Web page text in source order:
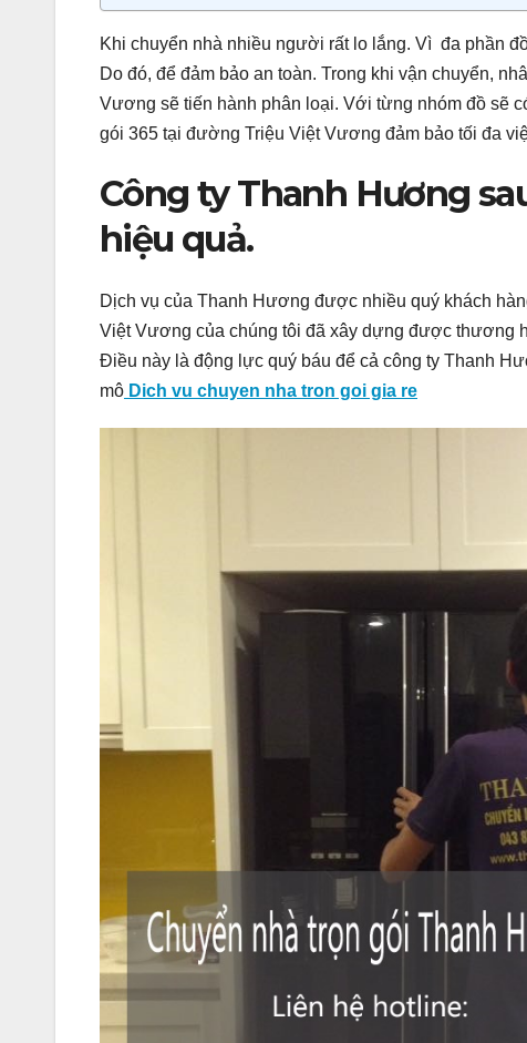
Khi chuyển nhà nhiều người rất lo lắng. Vì đa phần
Do đó, để đảm bảo an toàn. Trong khi vận chuyển,
Vương sẽ tiến hành phân loại. Với từng nhóm đồ sẽ
gói 365 tại đường Triệu Việt Vương đảm bảo tối đa
Công ty Thanh Hương
hiệu quả.
Dịch vụ của Thanh Hương được nhiều quý khách
Việt Vương của chúng tôi đã xây dựng được thương
Điều này là động lực quý báu để cả công ty Thanh
mô Dich vu chuyen nha tron goi gia re